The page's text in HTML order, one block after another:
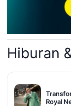
Hiburan
Royal